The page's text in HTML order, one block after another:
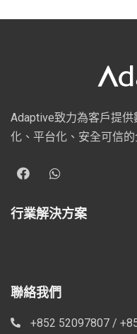
Adaptive致力為客戶提
化、平台化、安全可信
行業解決方案
聯絡我們
+852 52097807 /